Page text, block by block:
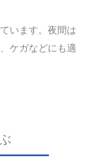
います。夜間は
ケガなどにも適